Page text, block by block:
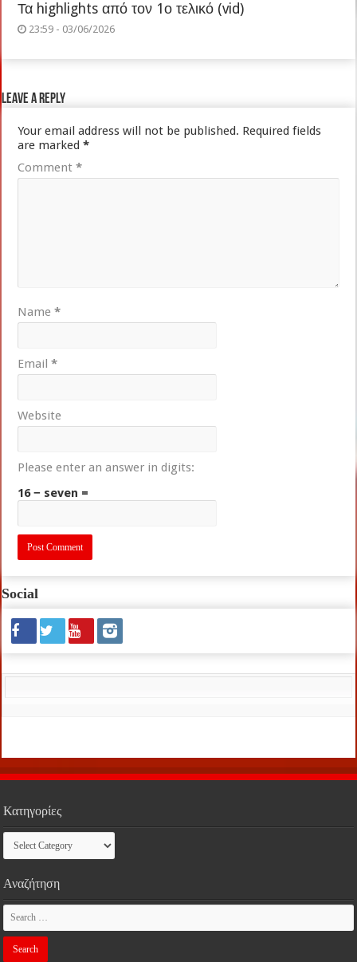
Τα highlights από τον 1ο τελικό (vid)
23:59 - 03/06/2026
Leave a Reply
Your email address will not be published. Required fields
are marked*
Comment*
Name*
Email*
Website
Please enter an answer in digits:
16 − seven =
Social
Κατηγορίες
Κατηγορίες
Αναζήτηση